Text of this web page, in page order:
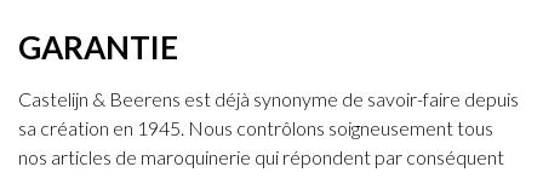
GARANTIE
Castelijn & Beerens est déjà synonyme de savoir-faire depuis
sa création en 1945. Nous contrôlons soigneusement tous
nos articles de maroquinerie qui répondent par conséquent